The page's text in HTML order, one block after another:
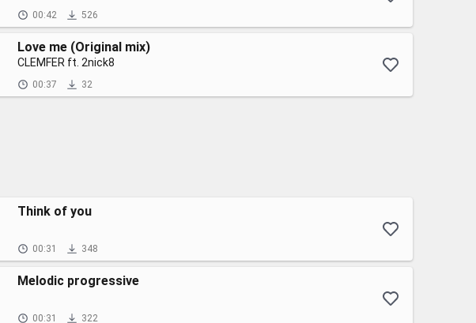
00:42 526
Love me (Original mix)
CLEMFER ft. 2nick8
00:37 32
Think of you
00:31 348
Melodic progressive
00:31 322